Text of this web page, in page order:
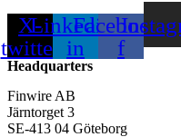
X-
twitter
Linkedin-
in
Facebook-
f
Headquarters
Finwire AB
Järntorget 3
SE-413 04 Göteborg